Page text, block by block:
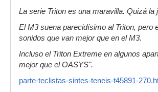
La serie Triton es una maravilla. Quizá la
El M3 suena parecidísimo al Triton, pero
sonidos que van mejor que en el M3.
Incluso el Triton Extreme en algunos
mejor que el OASYS".
parte-teclistas-sintes-teneis-t45891-